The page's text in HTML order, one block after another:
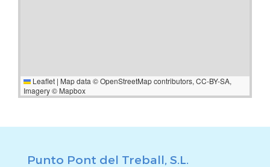
Leaflet | Map data ©OpenStreetMapcontributors, CC-BY-SA,
Imagery © Mapbox
Punto Pont del Treball, S.L.